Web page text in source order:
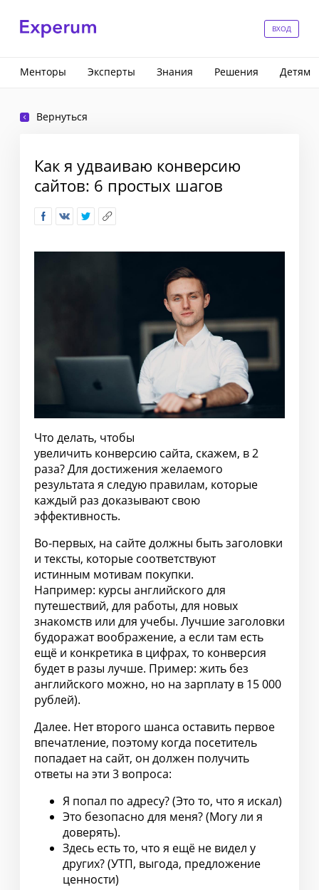
ВХОД
Менторы Эксперты Знания Решения Детям
Вернуться
Как я удваиваю конверсию
сайтов: 6 простых шагов
Что делать, чтобы
увеличить конверсию сайта, скажем, в 2
раза? Для достижения желаемого
результата я следую правилам, которые
каждый раз доказывают свою
эффективность.
Во-первых, на сайте должны быть заголовки
и тексты, которые соответствуют
истинным мотивам покупки.
Например: курсы английского для
путешествий, для работы, для новых
знакомств или для учебы. Лучшие заголовки
будоражат воображение, а если там есть
ещё и конкретика в цифрах, то конверсия
будет в разы лучше. Пример: жить без
английского можно, но на зарплату в 15 000
рублей).
Далее. Нет второго шанса оставить первое
впечатление, поэтому когда посетитель
попадает на сайт, он должен получить
ответы на эти 3 вопроса:
Я попал по адресу? (Это то, что я искал)
Это безопасно для меня? (Могу ли я
доверять).
Здесь есть то, что я ещё не видел у
других? (УТП, выгода, предложение
ценности)